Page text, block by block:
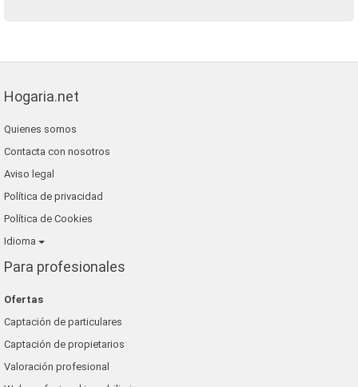
Hogaria.net
Quienes somos
Contacta con nosotros
Aviso legal
Política de privacidad
Política de Cookies
Idioma
Para profesionales
Ofertas
Captación de particulares
Captación de propietarios
Valoración profesional